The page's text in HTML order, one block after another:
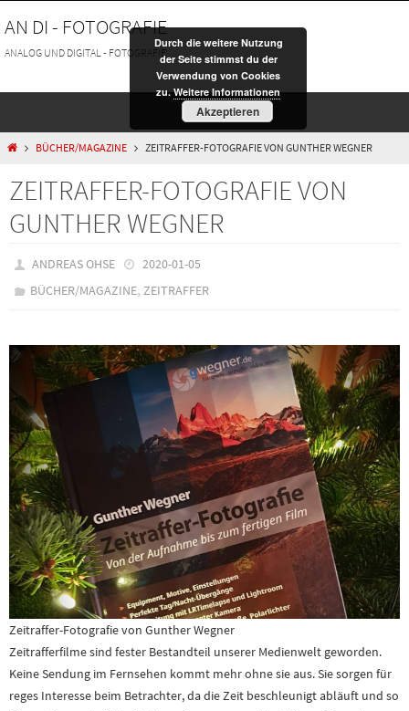
Inhalt
springen
AN DI - FOTOGRAFIE
ANALOG UND DIGITAL - FOTOGRAFIE
HOMEBÜCHER/MAGAZINE ZEITRAFFER-FOTOGRAFIE VON GUNTHER WEGNER
ZEITRAFFER-FOTOGRAFIE VON
GUNTHER WEGNER
ANDREAS OHSE
2020-01-05
BÜCHER/MAGAZINE,ZEITRAFFER
Zeitraffer-Fotografie von Gunther Wegner
Zeitrafferfilme sind fester Bestandteil unserer Medienwelt geworden.
Keine Sendung im Fernsehen kommt mehr ohne sie aus. Sie sorgen für
reges Interesse beim Betrachter, da die Zeit beschleunigt abläuft und so
Durch die weitere Nutzung
der Seite stimmst du der
Verwendung von Cookies
zu.Weitere Informationen
Akzeptieren